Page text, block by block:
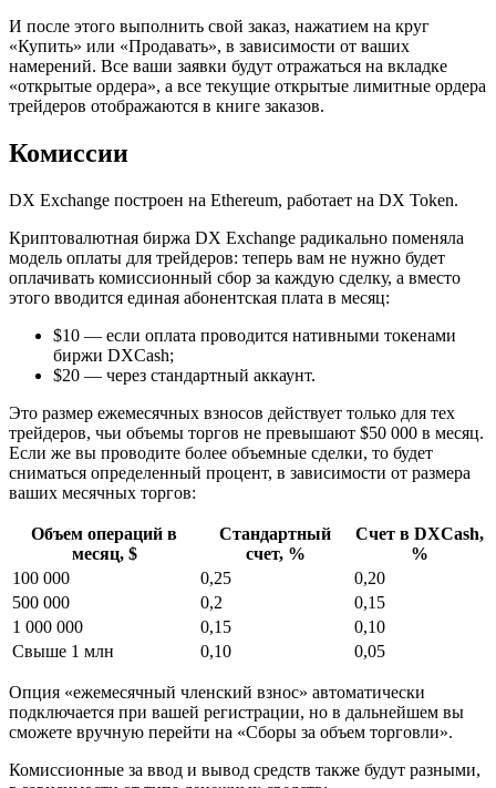
И после этого выполнить свой заказ, нажатием на круг
«Купить» или «Продавать», в зависимости от ваших
намерений. Все ваши заявки будут отражаться на вкладке
«открытые ордера», а все текущие открытые лимитные ордера
трейдеров отображаются в книге заказов.
Комиссии
DX Exchange построен на Ethereum, работает на DX Token.
Криптовалютная биржа DX Exchange радикально поменяла
модель оплаты для трейдеров: теперь вам не нужно будет
оплачивать комиссионный сбор за каждую сделку, а вместо
этого вводится единая абонентская плата в месяц:
$10 — если оплата проводится нативными токенами
биржи DXCash;
$20 — через стандартный аккаунт.
Это размер ежемесячных взносов действует только для тех
трейдеров, чьи объемы торгов не превышают $50 000 в месяц.
Если же вы проводите более объемные сделки, то будет
сниматься определенный процент, в зависимости от размера
ваших месячных торгов:
Объем операций в
месяц, $
Стандартный
счет, %
Счет в DXCash,
%
100 000
0,25
0,20
500 000
0,2
0,15
1 000 000
0,15
0,10
Свыше 1 млн
0,10 0,05
Опция «ежемесячный членский взнос» автоматически
подключается при вашей регистрации, но в дальнейшем вы
сможете вручную перейти на «Сборы за объем торговли».
Комиссионные за ввод и вывод средств также будут разными,